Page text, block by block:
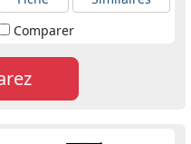
Comparer